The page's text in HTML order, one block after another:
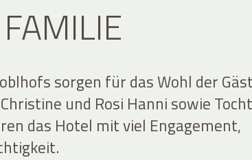
sorgen für das Wohl der
und Rosi Hanni sowie
das Hotel mit viel Engagement,